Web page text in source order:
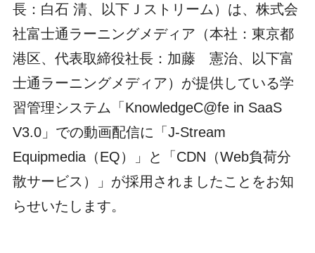
長：白石 清、以下Ｊストリーム）は、株式会
社富士通ラーニングメディア（本社：東京都
港区、代表取締役社長：加藤 憲治、以下富
士通ラーニングメディア）が提供している学
習管理システム「KnowledgeC@fe in SaaS
V3.0」での動画配信に「J-Stream
Equipmedia（EQ）」と「CDN（Web負荷分
散サービス）」が採用されましたことをお知
らせいたします。